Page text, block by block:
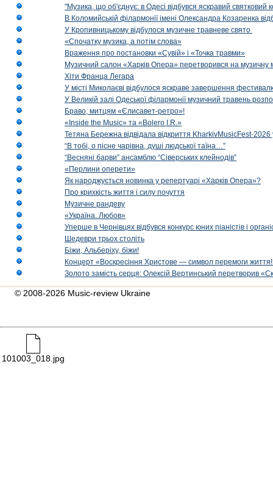
"Музика, що об'єднує: в Одесі відбувся яскравий
В Коломийській філармонії імені Олександра Козаренка
У Кропивницькому відбулося музичне травневе свято
«Спочатку музика, а потім слова»
Враження про постановки «Сувій» і «Точка травми»
Музичний салон «Харків Опера» перетворився на музичну
Хіти Франца Легара
У місті Миколаєві відбулося яскраве завершення
У Великій залі Одеської філармонії музичний травень
Браво, митцям «Єлисавет-ретро»!
«Inside the Music» та «Bolero I.R.»
Тетяна Бережна відвідала відкриття KharkivMusicFest-2026
“В тобі, о пісне чарівна, душі людської таїна…”
“Весняні барви” ансамблю “Сіверських клейнодів”
«Перлини оперети»
Як народжується новинка у репертуарі «Харків Опера»?
Про крихкість життя і силу почуття
Музичне рандеву
«Україна. Любов»
Уперше в Чернівцях відбувся конкурс юних піаністів і
Шедеври трьох століть
Біжи, Альберіху, біжи!
Концерт «Воскресіння Христове — символ перемоги
Золото замість серця: Олексій Вертинський перетворив
© 2008-2026 Music-review Ukraine
101003_018.jpg